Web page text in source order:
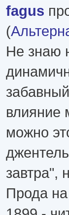
fagus
(
Не знаю
влияние
можно
завтра",
Прода